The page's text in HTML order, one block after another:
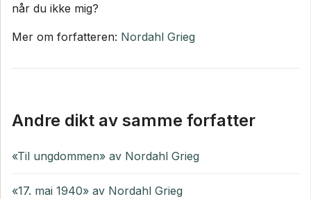
når du ikke mig?
Mer om forfatteren: Nordahl Grieg
Andre dikt av samme forfatter
«Til ungdommen» av Nordahl Grieg
«17. mai 1940» av Nordahl Grieg